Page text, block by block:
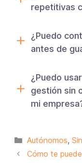
repetitivas
¿Puedo
antes de
¿Puedo
gestión sin
mi
Categorías
Autónomos,
Cómo te